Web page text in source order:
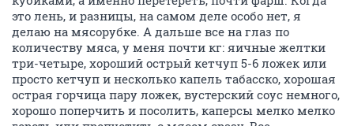
это лень, и разницы, на самом деле особо нет, я
делаю на мясорубке. А дальше все на глаз по
количеству мяса, у меня почти кг: яичные желтки
три-четыре, хороший острый кетчуп 5-6 ложек или
просто кетчуп и несколько капель табасско, хорошая
острая горчица пару ложек, вустерский соус немного,
хорошо поперчить и посолить, каперсы мелко мелко